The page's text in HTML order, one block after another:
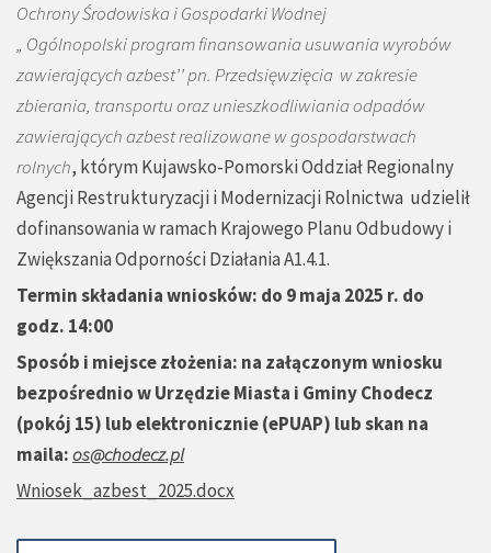
Ochrony Środowiska i Gospodarki Wodnej
„ Ogólnopolski program finansowania usuwania wyrobów
zawierających azbest’’ pn. Przedsięwzięcia w zakresie
zbierania, transportu oraz unieszkodliwiania odpadów
zawierających azbest realizowane w gospodarstwach
rolnych, którym Kujawsko-Pomorski Oddział Regionalny
Agencji Restrukturyzacji i Modernizacji Rolnictwa udzielił
dofinansowania w ramach Krajowego Planu Odbudowy i
Zwiększania Odporności Działania A1.4.1.
Termin składania wniosków: do 9 maja 2025 r. do
godz. 14:00
Sposób i miejsce złożenia: na załączonym wniosku
bezpośrednio w Urzędzie Miasta i Gminy Chodecz
(pokój 15) lub elektronicznie (ePUAP) lub skan na
maila:os@chodecz.pl
Wniosek_azbest_2025.docx